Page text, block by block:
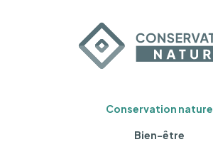
Conservation nature
Bien-être